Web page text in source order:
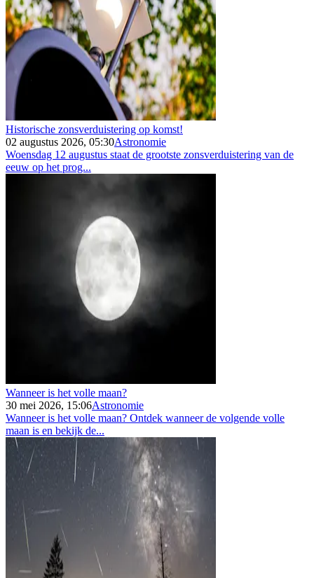
Historische zonsverduistering op komst!
02 augustus 2026, 05:30Astronomie
Woensdag 12 augustus staat de grootste zonsverduistering van de
eeuw op het prog...
Wanneer is het volle maan?
30 mei 2026, 15:06Astronomie
Wanneer is het volle maan? Ontdek wanneer de volgende volle
maan is en bekijk de...